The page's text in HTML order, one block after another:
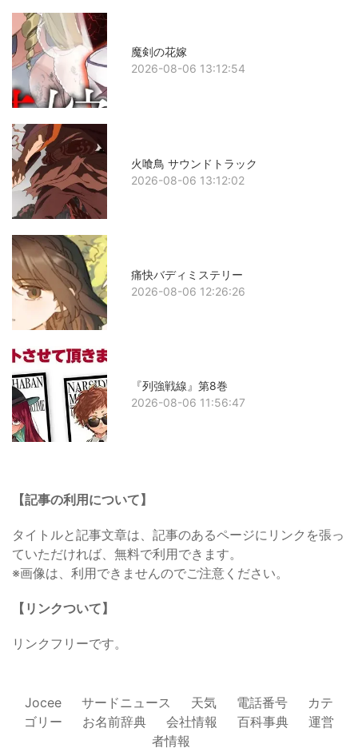
魔剣の花嫁
2026-08-06 13:12:54
火喰鳥 サウンドトラック
2026-08-06 13:12:02
痛快バディミステリー
2026-08-06 12:26:26
『列強戦線』第8巻
2026-08-06 11:56:47
【記事の利用について】
タイトルと記事文章は、記事のあるページにリンクを張っ
ていただければ、無料で利用できます。
※画像は、利用できませんのでご注意ください。
【リンクついて】
リンクフリーです。
Jocee サードニュース 天気 電話番号
カテ
ゴリー
お名前辞典 会社情報 百科事典
運営
者情報